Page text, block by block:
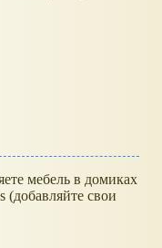
мебель в домиках
(добавляйте свои